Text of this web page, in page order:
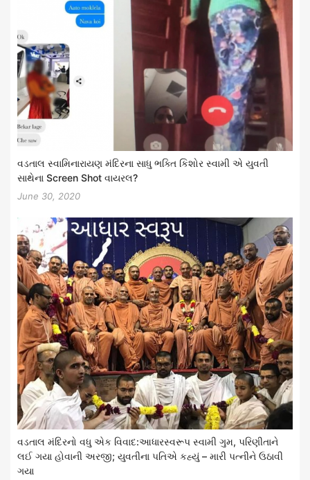
વડતાલ સ્વામિનારાયણ મંદિરના સાધુ ભક્તિ કિશોર સ્વામી એ યુવતી
સાથેના Screen Shot વાયરલ?
June 30, 2020
વડતાલ મંદિરનો વધુ એક વિવાદ:આધારસ્વરૂપ સ્વામી ગુમ, પરિણીતાને
લઈ ગયા હોવાની અરજી; યુવતીના પતિએ કહ્યું – મારી પત્નીને ઉઠાવી
ગયા